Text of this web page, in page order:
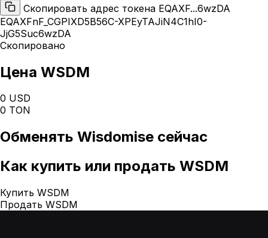
Скопировать адрес токена EQAXF...6wzDA
EQAXFnF_CGPIXD5B56C-XPEyTAJiN4C1hI0-
JjG5Suc6wzDA
Скопировано
Цена WSDM
0 USD
0 TON
Обменять Wisdomise сейчас
Как купить или продать WSDM
Купить WSDM
Продать WSDM